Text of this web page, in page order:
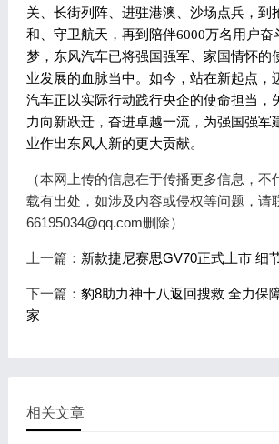
关、长街列阵、进驻港澳、沙场点兵，到
和、守卫航天，再到陪伴6000万名用户奋
梦，东风汽车已将强国强军、家国情怀的
业发展的血脉当中。如今，站在新起点，
汽车正以实际行动践行央企的使命担当，
力向新跃迁，奋进卓越一流，为强国强军
业作出东风人新的更大贡献。
（本网上传的信息在于传播更多信息，不
载有出处，如涉及内容或侵权等问题，请
66195034@qq.com删除）
上一篇： 新款捷尼赛思GV70正式上市 细
下一篇： 豹8助力神十八返回搜救 全力保
家
相关文章